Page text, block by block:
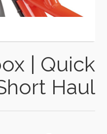
| Quick
Haul